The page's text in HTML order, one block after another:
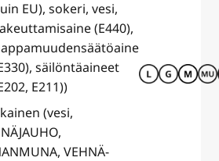
EU), sokeri, vesi,
(E440),
säilöntäaineet
E211))
(vesi,
VEHNÄ-